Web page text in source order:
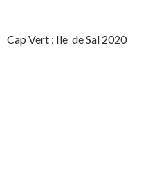
Cap Vert : Ile de Sal 2020